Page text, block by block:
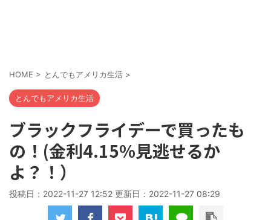
HOME > とんでもアメリカ生活 >
とんでもアメリカ生活
ブラックフライデーで買ったも
の！(金利4.15%見逃せるか
よ？！）
投稿日：2022-11-27 12:52 更新日： 2022-11-27 08:29